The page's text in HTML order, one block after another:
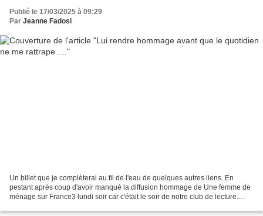
Publié le 17/03/2025 à 09:29
Par Jeanne Fadosi
Un billet que je complèterai au fil de l'eau de quelques autres liens. En
pestant après coup d'avoir manqué la diffusion hommage de Une femme de
ménage sur France3 lundi soir car c'était le soir de notre club de lecture.